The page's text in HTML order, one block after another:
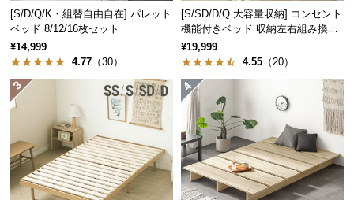
路
に
つ
い
て
品・
キ
ャ
ン
[S/D/Q/K・組替自由自在] パレット
ベッド 8/12/16枚セット
¥14,999
4.77 （30）
[S/SD/D/Q 大容量収納] コンセント
機能付きベッド 収納左右組み換え
可能
¥19,999
4.55 （20）